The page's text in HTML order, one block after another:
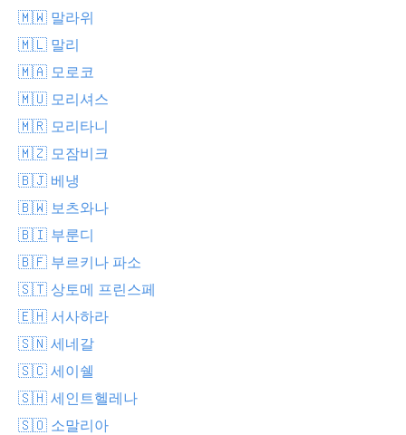
🇲🇼 말라위
🇲🇱 말리
🇲🇦 모로코
🇲🇺 모리셔스
🇲🇷 모리타니
🇲🇿 모잠비크
🇧🇯 베냉
🇧🇼 보츠와나
🇧🇮 부룬디
🇧🇫 부르키나 파소
🇸🇹 상토메 프린스페
🇪🇭 서사하라
🇸🇳 세네갈
🇸🇨 세이쉘
🇸🇭 세인트헬레나
🇸🇴 소말리아